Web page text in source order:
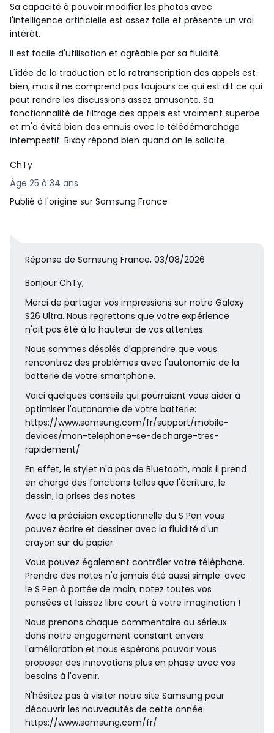
Sa capacité à pouvoir modifier les photos avec
l'intelligence artificielle est assez folle et présente un vrai
intérêt.
Il est facile d'utilisation et agréable par sa fluidité.
L'idée de la traduction et la retranscription des appels est
bien, mais il ne comprend pas toujours ce qui est dit ce qui
peut rendre les discussions assez amusante. Sa
fonctionnalité de filtrage des appels est vraiment superbe
et m'a évité bien des ennuis avec le télédémarchage
intempestif. Bixby répond bien quand on le solicite.
ChTy
Âge 25 à 34 ans
Publié à l'origine sur Samsung France
Réponse de Samsung France, 03/08/2026
Bonjour ChTy,
Merci de partager vos impressions sur notre Galaxy
S26 Ultra. Nous regrettons que votre expérience
n'ait pas été à la hauteur de vos attentes.
Nous sommes désolés d'apprendre que vous
rencontrez des problèmes avec l'autonomie de la
batterie de votre smartphone.
Voici quelques conseils qui pourraient vous aider à
optimiser l'autonomie de votre batterie:
https://www.samsung.com/fr/support/mobile-
devices/mon-telephone-se-decharge-tres-
rapidement/
En effet, le stylet n'a pas de Bluetooth, mais il prend
en charge des fonctions telles que l'écriture, le
dessin, la prises des notes.
Avec la précision exceptionnelle du S Pen vous
pouvez écrire et dessiner avec la fluidité d'un
crayon sur du papier.
Vous pouvez également contrôler votre téléphone.
Prendre des notes n'a jamais été aussi simple: avec
le S Pen à portée de main, notez toutes vos
pensées et laissez libre court à votre imagination !
Nous prenons chaque commentaire au sérieux
dans notre engagement constant envers
l'amélioration et nous espérons pouvoir vous
proposer des innovations plus en phase avec vos
besoins à l'avenir.
N'hésitez pas à visiter notre site Samsung pour
découvrir les nouveautés de cette année:
https://www.samsung.com/fr/